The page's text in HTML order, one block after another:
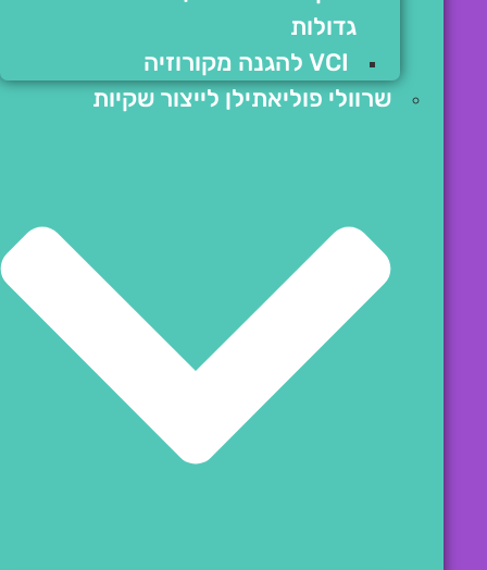
גדולות
VCI להגנה מקורוזיה
שרוולי פוליאתילן לייצור שקיות